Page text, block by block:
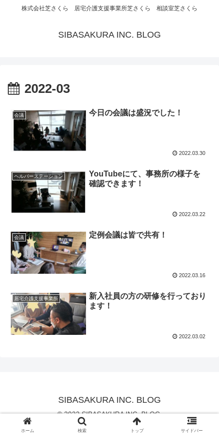
株式会社芝さくら 居宅介護支援事業所芝さくら 相談室芝さくら
SIBASAKURA INC. BLOG
2022-03
会議 今日の会議は盛況でした！
2022.03.30
ヘルパーステーション
YouTubeにて、事務所の様子を
確認できます！
2022.03.22
会議 定例会議は皆で共有！
2022.03.16
居宅介護支援事業所
新入社員の方の研修を行っており
ます！
2022.03.02
SIBASAKURA INC. BLOG
© 2022 SIBASAKURA INC. BLOG.
ホーム 検索 トップ サイドバー